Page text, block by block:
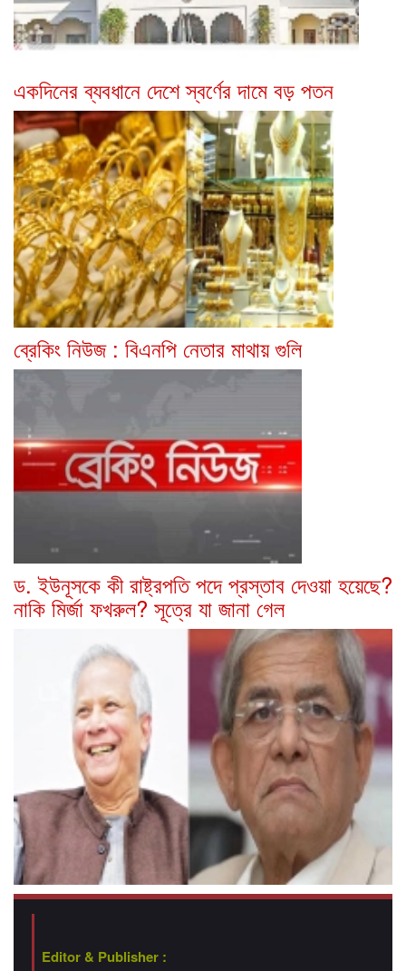
একদিনের ব্যবধানে দেশে স্বর্ণের দামে বড় পতন
ব্রেকিং নিউজ : বিএনপি নেতার মাথায় গুলি
ড. ইউনূসকে কী রাষ্ট্রপতি পদে প্রস্তাব দেওয়া হয়েছে?
নাকি মির্জা ফখরুল? সূত্রে যা জানা গেল
Editor & Publisher :